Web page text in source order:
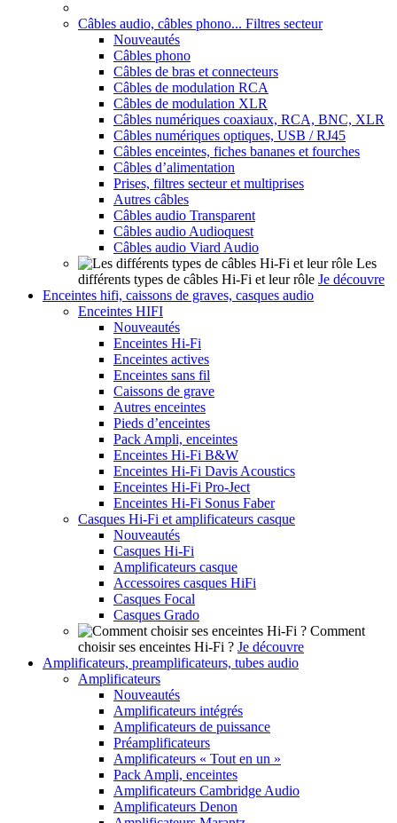
Câbles audio, câbles phono... Filtres secteur
Nouveautés
Câbles phono
Câbles de bras et connecteurs
Câbles de modulation RCA
Câbles de modulation XLR
Câbles numériques coaxiaux, RCA, BNC, XLR
Câbles numériques optiques, USB / RJ45
Câbles enceintes, fiches bananes et fourches
Câbles d’alimentation
Prises, filtres secteur et multiprises
Autres câbles
Câbles audio Transparent
Câbles audio Audioquest
Câbles audio Viard Audio
Les
différents types de câbles Hi-Fi et leur rôle Je découvre
Enceintes hifi, caissons de graves, casques audio
Enceintes HIFI
Nouveautés
Enceintes Hi-Fi
Enceintes actives
Enceintes sans fil
Caissons de grave
Autres enceintes
Pieds d’enceintes
Pack Ampli, enceintes
Enceintes Hi-Fi B&W
Enceintes Hi-Fi Davis Acoustics
Enceintes Hi-Fi Pro-Ject
Enceintes Hi-Fi Sonus Faber
Casques Hi-Fi et amplificateurs casque
Nouveautés
Casques Hi-Fi
Amplificateurs casque
Accessoires casques HiFi
Casques Focal
Casques Grado
Comment
choisir ses enceintes Hi-Fi ? Je découvre
Amplificateurs, preamplificateurs, tubes audio
Amplificateurs
Nouveautés
Amplificateurs intégrés
Amplificateurs de puissance
Préamplificateurs
Amplificateurs « Tout en un »
Pack Ampli, enceintes
Amplificateurs Cambridge Audio
Amplificateurs Denon